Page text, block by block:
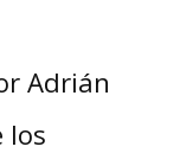
Adrián
los